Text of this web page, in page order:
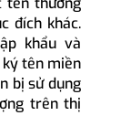
đích khác.
khẩu và
ký tên miền
bị sử dụng
trên thị